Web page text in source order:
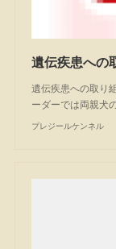
遺伝疾患への
遺伝疾患への取
ーダーでは両親犬
プレジールケンネル